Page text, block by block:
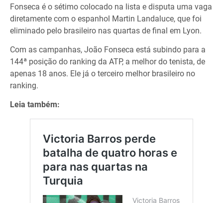
Fonseca é o sétimo colocado na lista e disputa uma vaga
diretamente com o espanhol Martin Landaluce, que foi
eliminado pelo brasileiro nas quartas de final em Lyon.
Com as campanhas, João Fonseca está subindo para a
144ª posição do ranking da ATP, a melhor do tenista, de
apenas 18 anos. Ele já o terceiro melhor brasileiro no
ranking.
Leia também: